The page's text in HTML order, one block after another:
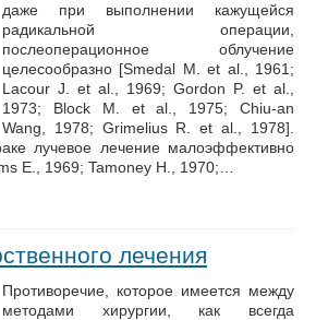
даже при выполнении кажущейся
радикальной операции,
послеоперационное облучение
целесообразно [Smedal M. et al., 1961;
Lacour J. et al., 1969; Gordon P. et al.,
1973; Block M. et al., 1975; Chiu-an
Wang, 1978; Grimelius R. et al., 1978].
лучевое лечение малоэффективно
E., 1969; Tamoney H., 1970;…
лечения
Противоречие, которое имеется между
методами хирургии, как всегда